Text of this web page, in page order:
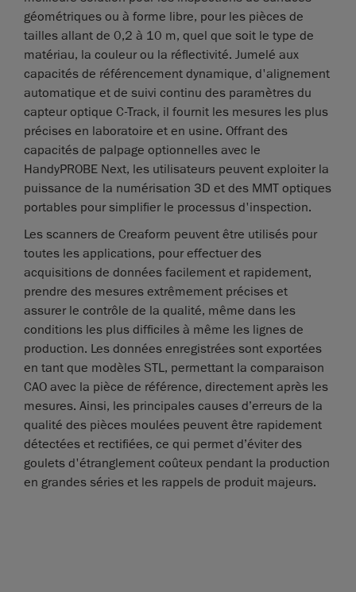
géométriques ou à forme libre, pour les pièces de
tailles allant de 0,2 à 10 m, quel que soit le type de
matériau, la couleur ou la réflectivité. Jumelé aux
capacités de référencement dynamique, d'alignement
automatique et de suivi continu des paramètres du
capteur optique C-Track, il fournit les mesures les plus
précises en laboratoire et en usine. Offrant des
capacités de palpage optionnelles avec le
HandyPROBE Next, les utilisateurs peuvent exploiter la
puissance de la numérisation 3D et des MMT optiques
portables pour simplifier le processus d'inspection.
Les scanners de Creaform peuvent être utilisés pour
toutes les applications, pour effectuer des
acquisitions de données facilement et rapidement,
prendre des mesures extrêmement précises et
assurer le contrôle de la qualité, même dans les
conditions les plus difficiles à même les lignes de
production. Les données enregistrées sont exportées
en tant que modèles STL, permettant la comparaison
CAO avec la pièce de référence, directement après les
mesures. Ainsi, les principales causes d’erreurs de la
qualité des pièces moulées peuvent être rapidement
détectées et rectifiées, ce qui permet d’éviter des
goulets d'étranglement coûteux pendant la production
en grandes séries et les rappels de produit majeurs.